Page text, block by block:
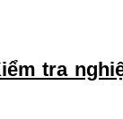
tra